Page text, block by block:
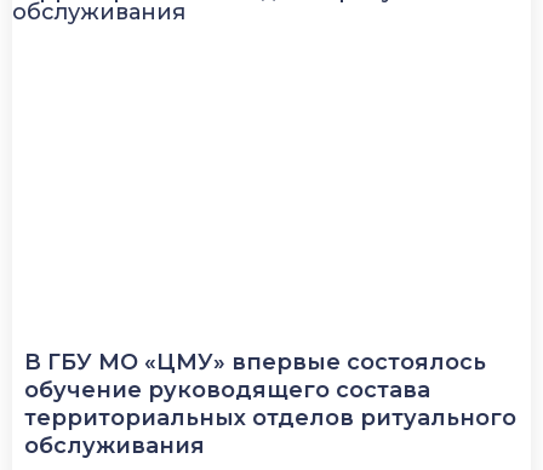
В ГБУ МО «ЦМУ» впервые состоялось
обучение руководящего состава
территориальных отделов ритуального
обслуживания